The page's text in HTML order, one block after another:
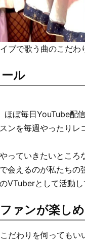
で歌う曲のこだわ
ル
ほぼ毎日YouTube
ンを毎週やったり
ていきたいところ
会えるのが私たち
VTuberとして活動
ァンが楽しめ
わりを伺ってもい